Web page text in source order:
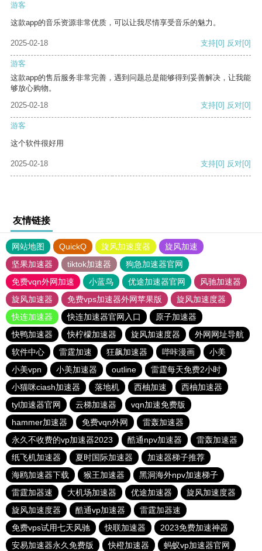
游客
这款app的音乐资源非常优质，可以让我尽情享受音乐的魅力。
2025-02-18 支持[0] 反对[0]
游客
这款app的售后服务非常完善，遇到问题总是能够得到妥善解决，让我能
够放心购物。
2025-02-18
支持[0] 反对[0]
游客
这个软件很好用
2025-02-18 支持[0] 反对[0]
友情链接
网站地图 QuickQ 旋风加速度器
旋风加速
坚果加速器
tiktok加速器
狗急加速器官网
免费vqn外网加速
小蓝鸟 优途加速器官网
风驰加速器
旋风加速器
免费vps加速器外网苹果版
旋风加速度器
快连加速器
快连加速器官网入口
原子加速器
快鸭加速器
快柠檬加速器 旋风加速度器
外网网址导航
软件中心
雷霆加速 狂飙加速器 哔咔漫画
小美
小美vpn
小美加速器 outline
雷霆每天免费2小时
小猫咪ciash加速器
落地机 西柚加速
西柚加速器
tyl加速器官网
云梯加速器
vqn加速免费版
hammer加速器
免费vqn外网
雷轰加速器
永久不收费的vp加速器2023
酷通npv加速器
雷轰加速器
纸飞机加速器
夏时国际加速器
加速器梯子推荐
海鸥加速器下载
猴王加速器
黑洞海外npv加速梯子
雷霆加器速
大机场加速器 优途加速器
旋风加速度器
旋风加速度器
酷通vp加速器
雷霆加器速
免费vps试用七天风驰
快联加速器
2023免费加速神器
安易加速器永久免费版
快橙加速器 蚂蚁vp加速器官网